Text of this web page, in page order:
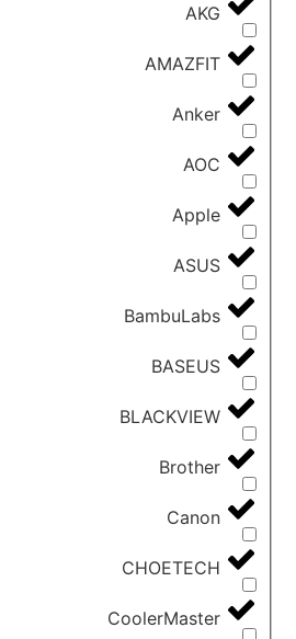
AKG
AMAZFIT
Anker
AOC
Apple
ASUS
BambuLabs
BASEUS
BLACKVIEW
Brother
Canon
CHOETECH
CoolerMaster